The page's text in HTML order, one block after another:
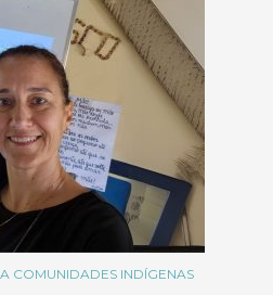
COMUNIDADES INDÍGENAS